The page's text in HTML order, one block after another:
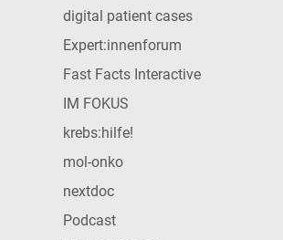
digital patient cases
Expert:innenforum
Fast Facts Interactive
IM FOKUS
krebs:hilfe!
mol-onko
nextdoc
Podcast